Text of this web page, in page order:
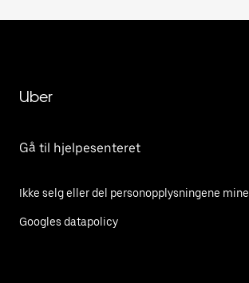
Uber
Gå til hjelpesenteret
Ikke selg eller del personopplysningene mine
Googles datapolicy